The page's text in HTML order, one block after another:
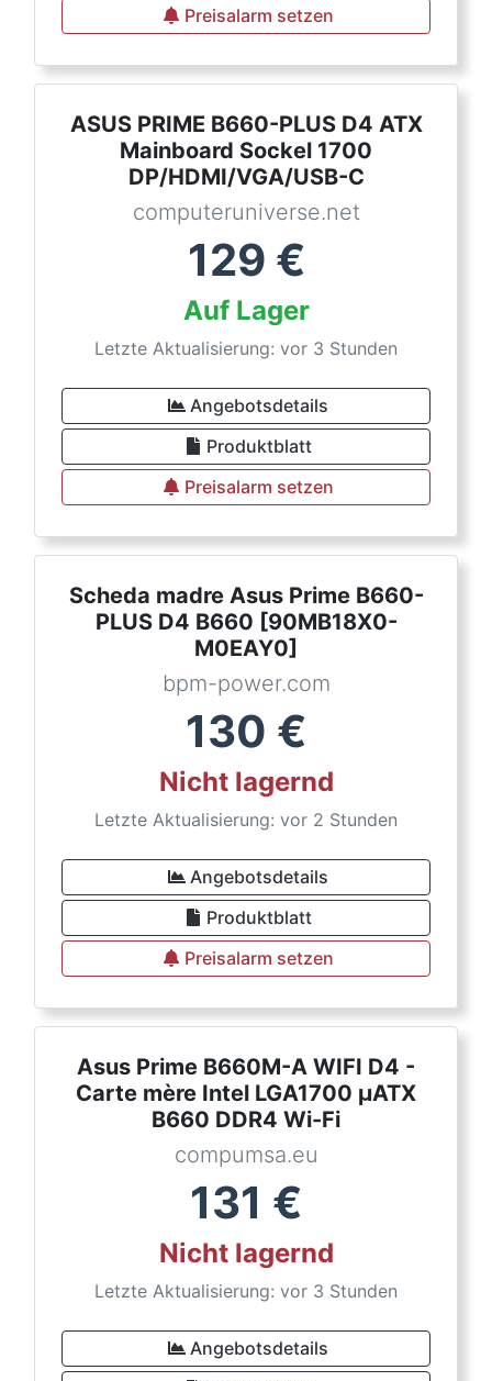
Preisalarm setzen
ASUS PRIME B660-PLUS D4 ATX
Mainboard Sockel 1700
DP/HDMI/VGA/USB-C
computeruniverse.net
129 €
Auf Lager
Letzte Aktualisierung: vor 3 Stunden
Angebotsdetails
Produktblatt
Preisalarm setzen
Scheda madre Asus Prime B660-
PLUS D4 B660 [90MB18X0-
M0EAY0]
bpm-power.com
130 €
Nicht lagernd
Letzte Aktualisierung: vor 2 Stunden
Angebotsdetails
Produktblatt
Preisalarm setzen
Asus Prime B660M-A WIFI D4 -
Carte mère Intel LGA1700 µATX
B660 DDR4 Wi-Fi
compumsa.eu
131 €
Nicht lagernd
Letzte Aktualisierung: vor 3 Stunden
Angebotsdetails